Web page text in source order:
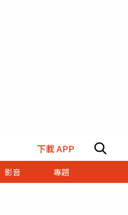
下載 APP
影音 專題